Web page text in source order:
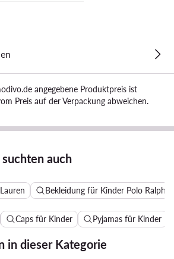
angegebene Produktpreis ist
Preis auf der Verpackung abweichen.
auch
Bekleidung für Kinder Polo Ralph
Caps für Kinder Pyjamas für Kinder
in dieser Kategorie